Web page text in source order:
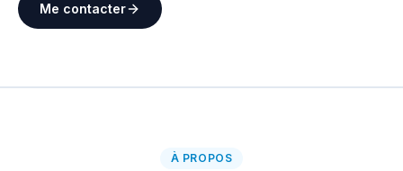
Me contacter
À PROPOS